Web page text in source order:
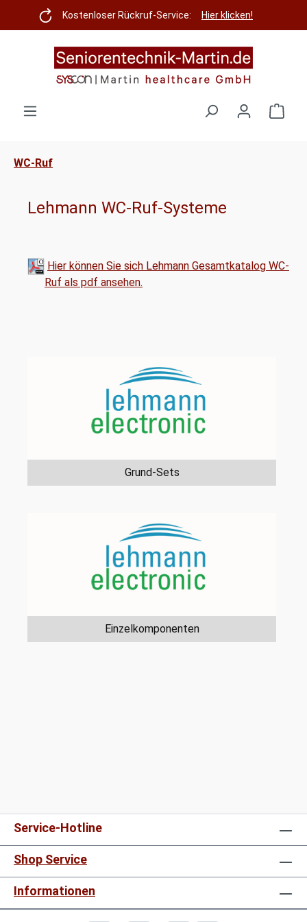
Zum Hauptinhalt springen
Kostenloser Rückruf-Service: Hier klicken!
WC-Ruf
Lehmann WC-Ruf-Systeme
Hier können Sie sich Lehmann Gesamtkatalog WC-
Ruf als pdf ansehen.
Grund-Sets
Einzelkomponenten
Service-Hotline
Shop Service
Informationen